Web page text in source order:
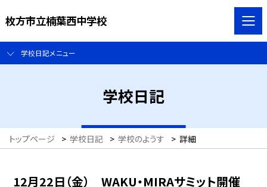
枚方市立楠葉西中学校
学校日記メニュー
学校日記
トップページ > 学校日記 > 学校のようす > 詳細
12月22日（金） WAKU・MIRAサミット開催